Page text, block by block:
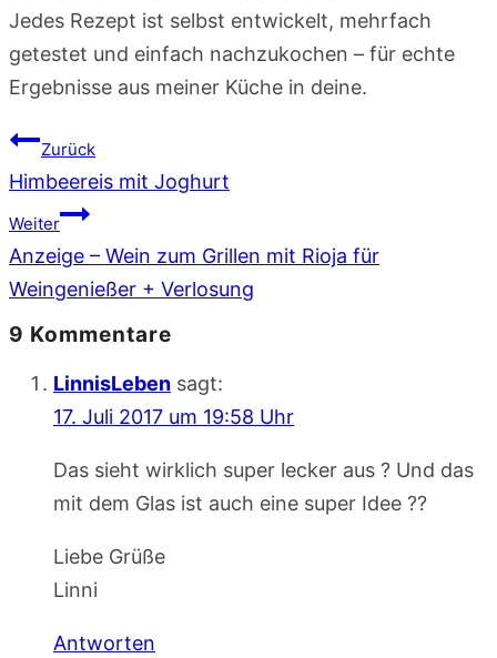
Jedes Rezept ist selbst entwickelt, mehrfach
getestet und einfach nachzukochen – für echte
Ergebnisse aus meiner Küche in deine.
Beitragsnavigation
Zurück
Himbeereis mit Joghurt
Weiter
Anzeige – Wein zum Grillen mit Rioja für
Weingenießer + Verlosung
9 Kommentare
LinnisLeben sagt:
17. Juli 2017 um 19:58 Uhr
Das sieht wirklich super lecker aus ? Und das
mit dem Glas ist auch eine super Idee ??
Liebe Grüße
Linni
Antworten